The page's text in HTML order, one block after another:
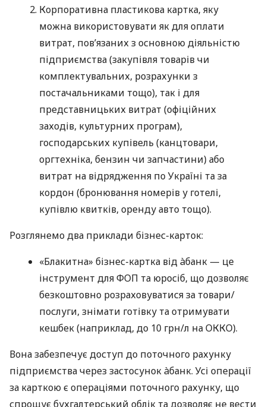
Корпоративна пластикова картка, яку
можна використовувати як для оплати
витрат, пов’язаних з основною діяльністю
підприємства (закупівля товарів чи
комплектувальних, розрахунки з
постачальниками тощо), так і для
представницьких витрат (офіційних
заходів, культурних програм),
господарських купівель (канцтовари,
оргтехніка, бензин чи запчастини) або
витрат на відрядження по Україні та за
кордон (бронювання номерів у готелі,
купівлю квитків, оренду авто тощо).
Розглянемо два приклади бізнес-карток:
«Блакитна» бізнес-картка від àбанк — це
інструмент для ФОП та юросіб, що дозволяє
безкоштовно розраховуватися за товари/
послуги, знімати готівку та отримувати
кешбек (наприклад, до 10 грн/л на ОККО).
Вона забезпечує доступ до поточного рахунку
підприємства через застосунок àбанк. Усі операції
за карткою є операціями поточного рахунку, що
спрощує бухгалтерський облік та дозволяє не вести